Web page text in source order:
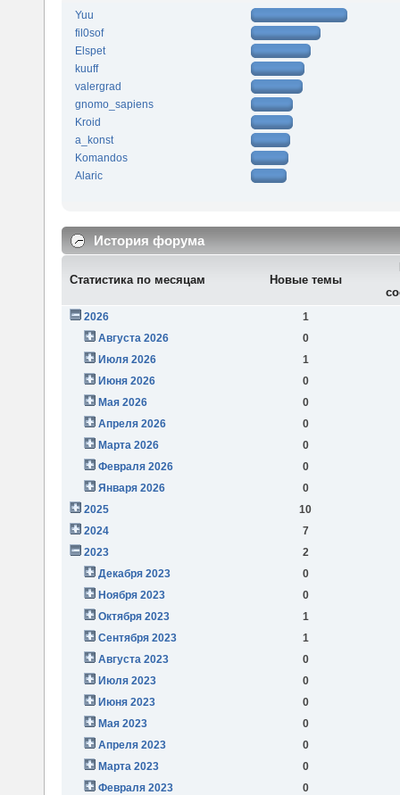
Yuu
fil0sof
Elspet
kuuff
valergrad
gnomo_sapiens
Kroid
a_konst
Komandos
Alaric
История форума
Статистика по месяцам Новые темы
2026
1
Августа 2026
0
Июля 2026
1
Июня 2026
0
Мая 2026
0
Апреля 2026
0
Марта 2026
0
Февраля 2026
0
Января 2026
0
2025
10
2024
7
2023
2
Декабря 2023
0
Ноября 2023
0
Октября 2023
1
Сентября 2023
1
Августа 2023
0
Июля 2023
0
Июня 2023
0
Мая 2023
0
Апреля 2023
0
Марта 2023
0
Февраля 2023
0